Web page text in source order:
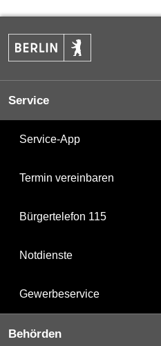
Service
Service-App
Termin vereinbaren
Bürgertelefon 115
Notdienste
Gewerbeservice
Behörden